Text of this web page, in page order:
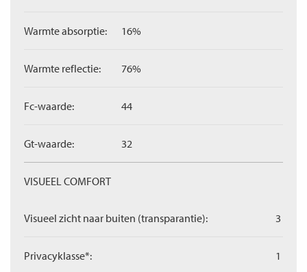
Warmte absorptie: 16%
Warmte reflectie: 76%
Fc-waarde: 44
Gt-waarde: 32
VISUEEL COMFORT
Visueel zicht naar buiten (transparantie): 3
Privacyklasse*: 1